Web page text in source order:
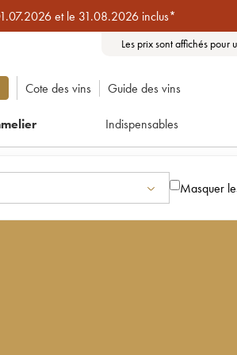
et le 31.08.2026 inclus*
Les prix sont affichés pour
Cote des vins Guide des vins
Indispensables
Masquer